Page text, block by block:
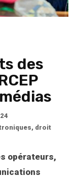
des
, droit
opérateurs,